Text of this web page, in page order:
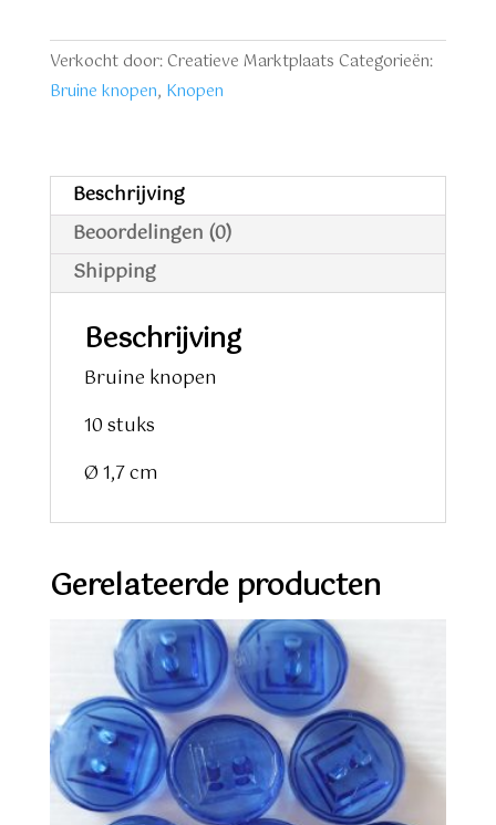
Verkocht door: Creatieve Marktplaats Categorieën:
Bruine knopen, Knopen
Beschrijving
Beoordelingen (0)
Shipping
Beschrijving
Bruine knopen
10 stuks
Ø 1,7 cm
Gerelateerde producten